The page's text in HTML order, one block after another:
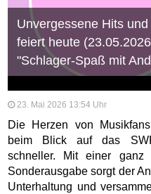
Unvergessene Hits
feiert heute
"Schlager-Spaß mit
23. Mai 2026 13:54 Uhr
Die Herzen von
beim Blick auf das
schneller. Mit einer ganz
Sonderausgabe sorgt der
Unterhaltung und